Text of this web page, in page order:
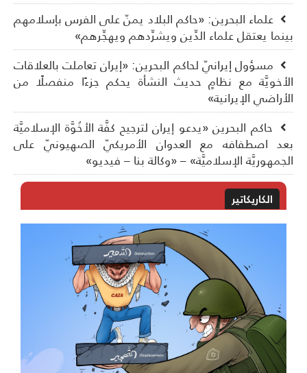
علماء البحرين: «حاكم البلاد يمنّ على الفرس بإسلامهم
يعتقل علماء الدِّين ويشرِّدهم ويهجِّرهم»
مسؤول إيرانيّ لحاكم البحرين: «إيران تعاملت بالعلاقات
مع نظامٍ حديث النشأة يحكم جزءًا منفصلًا من
الإيرانية»
حاكم البحرين «يدعو إيران لترجيح كفَّة الأخُوَّة الإسلاميَّة
اصطفافه مع العدوان الأمريكيّ الصهيونيّ على
الإسلاميَّة» – «وكالة بنا – فيديو»
الكاريكاتير